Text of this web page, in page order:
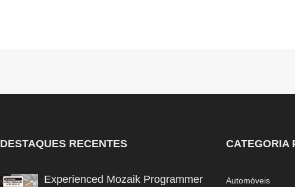
DESTAQUES RECENTES
Experienced Mozaik Programmer
CATEGORIA
Automóveis